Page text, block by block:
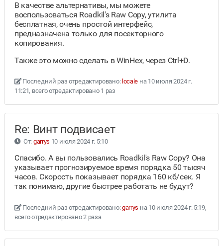
В качестве альтернативы, мы можете
воспользоваться Roadkil's Raw Copy, утилита
бесплатная, очень простой интерфейс,
предназначена только для посекторного
копирования.
Также это можно сделать в WinHex, через Ctrl+D.
Последний раз отредактировано: locale на 10 июля 2024 г.
11:21, всего отредактировано 1 раз
Re: Винт подвисает
От: garrys 10 июля 2024 г. 5:10
Спасибо. А вы пользовались Roadkil's Raw Copy? Она
указывает прогнозируемое время порядка 50 тысяч
часов. Скорость показывает порядка 160 кб/сек. Я
так понимаю, другие быстрее работать не будут?
Последний раз отредактировано:garrys на 10 июля 2024 г. 5:19,
всего отредактировано 2 раза